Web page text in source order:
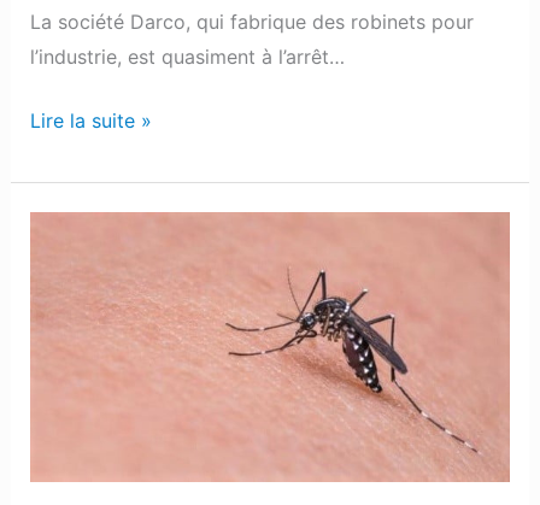
La société Darco, qui fabrique des robinets pour
l’industrie, est quasiment à l’arrêt…
Lire la suite »
Atlantiques